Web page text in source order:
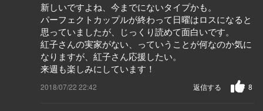
新しいですよね、今までにないタイプかも。
パーフェクトカップルが終わって日曜はロスになると
思っていましたが、じっくり読めて面白いです。
紅子さんの実家がない、っていうことが何なのか気に
なりますが、紅子さん応援したい。
来週も楽しみにしています！
2018/07/22 22:42 8
返信する